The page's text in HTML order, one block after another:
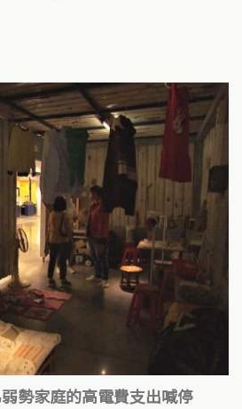
勢家庭的高電費支出喊停